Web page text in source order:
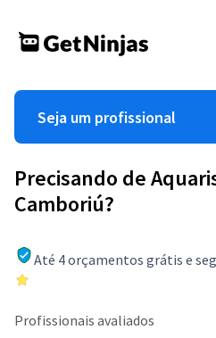
Seja um profissional
Precisando de
Camboriú?
Até 4 orçamentos grátis e
Profissionais avaliados